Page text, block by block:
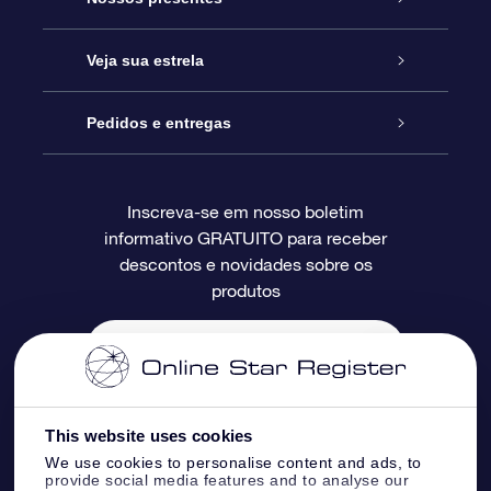
This website uses cookies
We use cookies to personalise content and ads, to
provide social media features and to analyse our
Entre em contato conosco
Blog
Avaliações
Presente estrelar on-line
Pacote de presente da OSR
O cartão de presente da OSR
Presentes corporativos
Veja sua estrela
Star Register
Página estelar personalizada
Um Milhão de Estrelas
OSR Starsaver
Aplicativo RV Fly me to the stars
Pedidos e entregas
Informações de pagamento
Política de devolução
Constelações
Inscreva-se em nosso boletim
informativo GRATUITO para receber
descontos e novidades sobre os
produtos